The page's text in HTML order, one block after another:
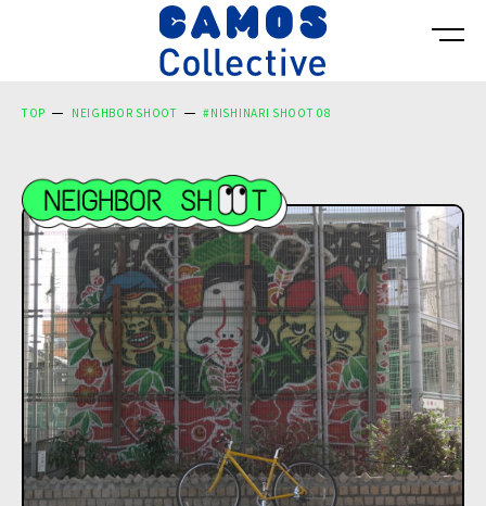
TOP NEIGHBOR SHOOT #NISHINARI SHOOT 08